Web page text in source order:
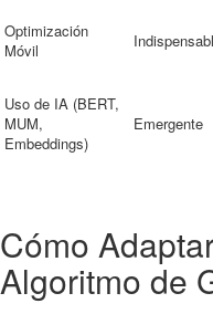
Optimización
Móvil
Uso de IA (BERT,
MUM,
Embeddings)
Emergente
Cómo
Algoritmo de